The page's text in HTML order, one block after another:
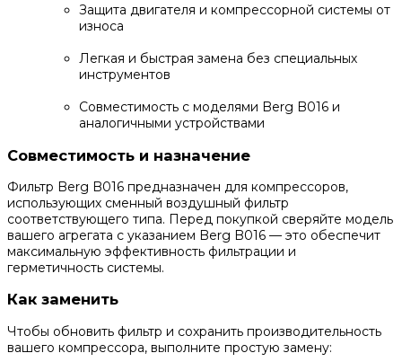
Защита двигателя и компрессорной системы от
износа
Легкая и быстрая замена без специальных
инструментов
Совместимость с моделями Berg B016 и
аналогичными устройствами
Совместимость и назначение
Фильтр Berg B016 предназначен для компрессоров,
использующих сменный воздушный фильтр
соответствующего типа. Перед покупкой сверяйте модель
вашего агрегата с указанием Berg B016 — это обеспечит
максимальную эффективность фильтрации и
герметичность системы.
Как заменить
Чтобы обновить фильтр и сохранить производительность
вашего компрессора, выполните простую замену: